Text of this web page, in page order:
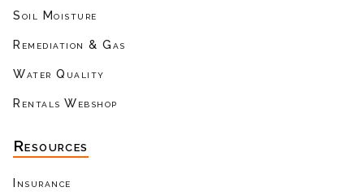
Soil Moisture
Remediation & Gas
Water Quality
Rentals Webshop
Resources
Insurance